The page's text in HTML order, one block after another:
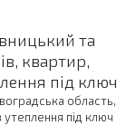
область,
утеплення під ключ